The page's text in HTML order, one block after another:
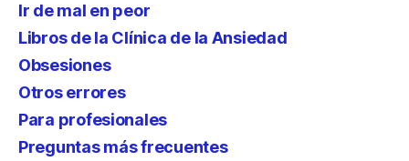
Ir de mal en peor
Libros de la Clínica de la Ansiedad
Obsesiones
Otros errores
Para profesionales
Preguntas más frecuentes